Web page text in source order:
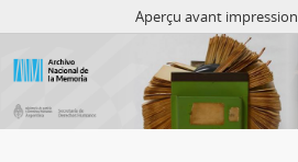
Aperçu avant impression